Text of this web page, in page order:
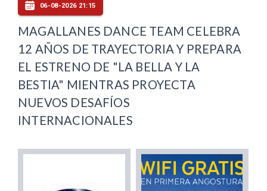
06-08-2026 21:15
MAGALLANES DANCE TEAM CELEBRA
12 AÑOS DE TRAYECTORIA Y PREPARA
EL ESTRENO DE "LA BELLA Y LA
BESTIA" MIENTRAS PROYECTA
NUEVOS DESAFÍOS
INTERNACIONALES